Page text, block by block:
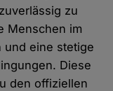
zu
Menschen im
und eine stetige
Diese
den offiziellen